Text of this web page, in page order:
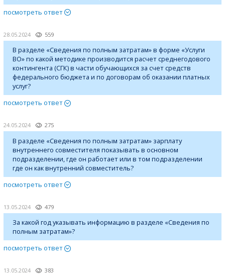
посмотреть ответ
28.05.2024 559
В разделе «Сведения по полным затратам» в форме «Услуги
ВО» по какой методике производится расчет среднегодового
контингента (СГК) в части обучающихся за счет средств
федерального бюджета и по договорам об оказании платных
услуг?
посмотреть ответ
24.05.2024 275
В разделе «Сведения по полным затратам» зарплату
внутреннего совместителя показывать в основном
подразделении, где он работает или в том подразделении
где он как внутренний совместитель?
посмотреть ответ
13.05.2024 479
За какой год указывать информацию в разделе «Сведения по
полным затратам»?
посмотреть ответ
13.05.2024 383